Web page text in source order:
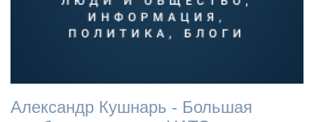
Александр Кушнарь - Большая